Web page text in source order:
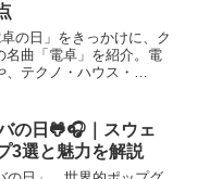
の日」をきっかけに、ク
名曲「電卓」を紹介。電
テクノ・ハウス・
の日🐸🎧｜スウェ
3選と魅力を解説